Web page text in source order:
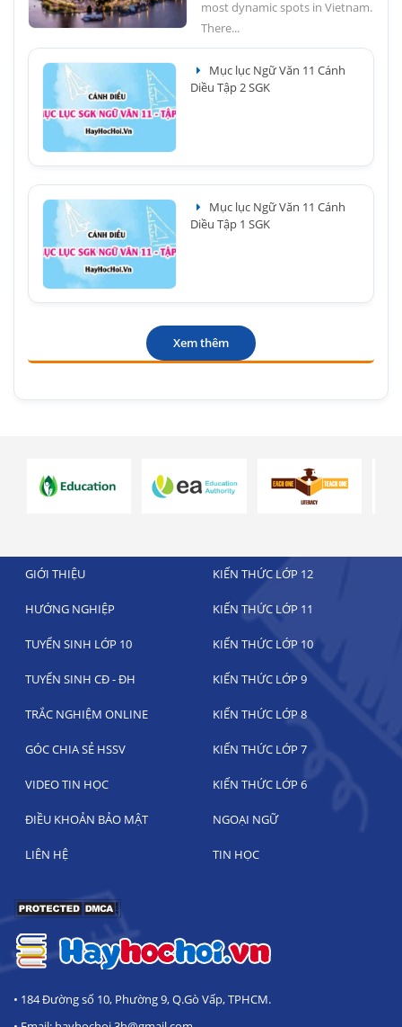
most dynamic spots in Vietnam.
There...
Mục lục Ngữ Văn 11 Cánh
Diều Tập 2 SGK
Mục lục Ngữ Văn 11 Cánh
Diều Tập 1 SGK
Xem thêm
GIỚI THIỆU KIẾN THỨC LỚP 12
HƯỚNG NGHIỆP KIẾN THỨC LỚP 11
TUYỂN SINH LỚP 10 KIẾN THỨC LỚP 10
TUYỂN SINH CĐ - ĐH KIẾN THỨC LỚP 9
TRẮC NGHIỆM ONLINE KIẾN THỨC LỚP 8
GÓC CHIA SẺ HSSV KIẾN THỨC LỚP 7
VIDEO TIN HỌC KIẾN THỨC LỚP 6
ĐIỀU KHOẢN BẢO MẬT NGOẠI NGỮ
LIÊN HỆ TIN HỌC
• 184 Đường số 10, Phường 9, Q.Gò Vấp, TPHCM.